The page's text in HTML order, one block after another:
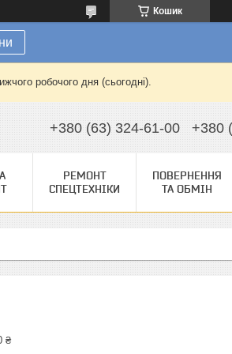
Кошик
робочого дня (сьогодні).
+380 (63) 324-61-00 +380
РЕМОНТ
СПЕЦТЕХНІКИ
ПОВЕРНЕННЯ
ТА ОБМІН
₴